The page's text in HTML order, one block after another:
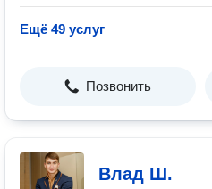
Ещё 49 услуг
Позвонить
Влад Ш.